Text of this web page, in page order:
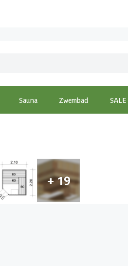
Sauna Zwembad SALE